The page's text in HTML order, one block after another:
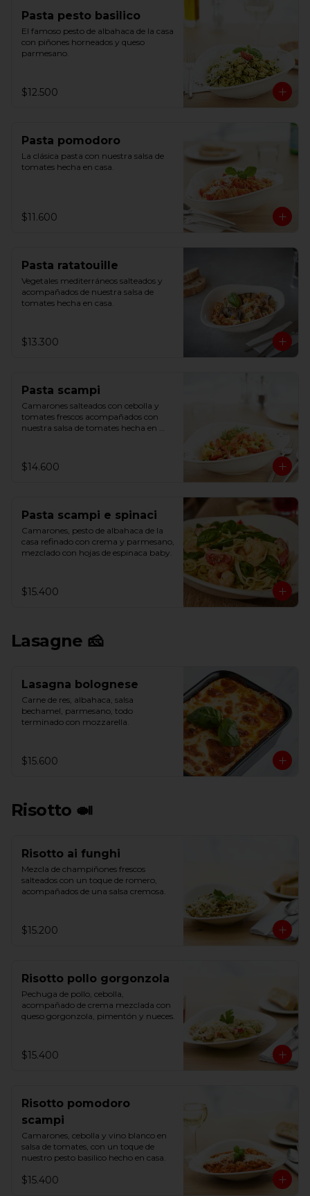
Pasta pesto basilico
El famoso pesto de albahaca de la casa
con piñones horneados y queso
parmesano.
$12.500
Pasta pomodoro
La clásica pasta con nuestra salsa de
tomates hecha en casa.
$11.600
Pasta ratatouille
Vegetales mediterráneos salteados y
acompañados de nuestra salsa de
tomates hecha en casa.
$13.300
Pasta scampi
Camarones salteados con cebolla y
tomates frescos acompañados con
nuestra salsa de tomates hecha en
$14.600
Pasta scampi e spinaci
Camarones, pesto de albahaca de la
casa refinado con crema y parmesano,
mezclado con hojas de espinaca baby.
$15.400
Lasagne 🧀
Lasagna bolognese
Carne de res, albahaca, salsa
bechamel, parmesano, todo
terminado con mozzarella.
$15.600
Risotto 🍛
Risotto ai funghi
Mezcla de champiñones frescos
salteados con un toque de romero,
acompañados de una salsa cremosa.
$15.200
Risotto pollo gorgonzola
Pechuga de pollo, cebolla,
acompañado de crema mezclada con
queso gorgonzola, pimentón y nueces.
$15.400
Risotto pomodoro
scampi
Camarones, cebolla y vino blanco en
salsa de tomates, con un toque de
nuestro pesto basilico hecho en casa.
$15.400